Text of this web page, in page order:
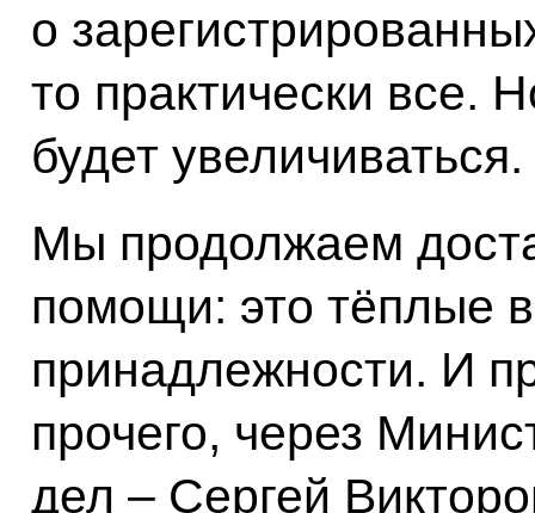
о
то практически все.
будет увеличиваться.
Мы продолжаем
помощи: это тёплые
принадлежности. И
прочего, через
дел – Сергей